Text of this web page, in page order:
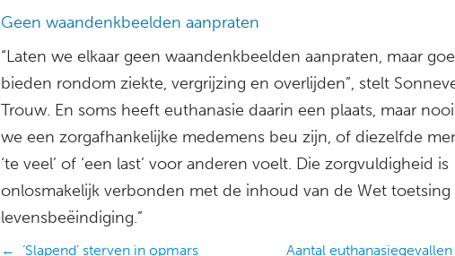
Geen waandenkbeelden aanpraten
“Laten we elkaar geen waandenkbeelden aanpraten, maar
bieden rondom ziekte, vergrijzing en overlijden”, stelt
Trouw. En soms heeft euthanasie daarin een plaats, maar
we een zorgafhankelijke medemens beu zijn, of diezelfde
‘te veel’ of ‘een last’ voor anderen voelt. Die zorgvuldigheid is
onlosmakelijk verbonden met de inhoud van de Wet toetsing
levensbeëindiging.”
← ‘Slapend’ sterven in opmars Aantal